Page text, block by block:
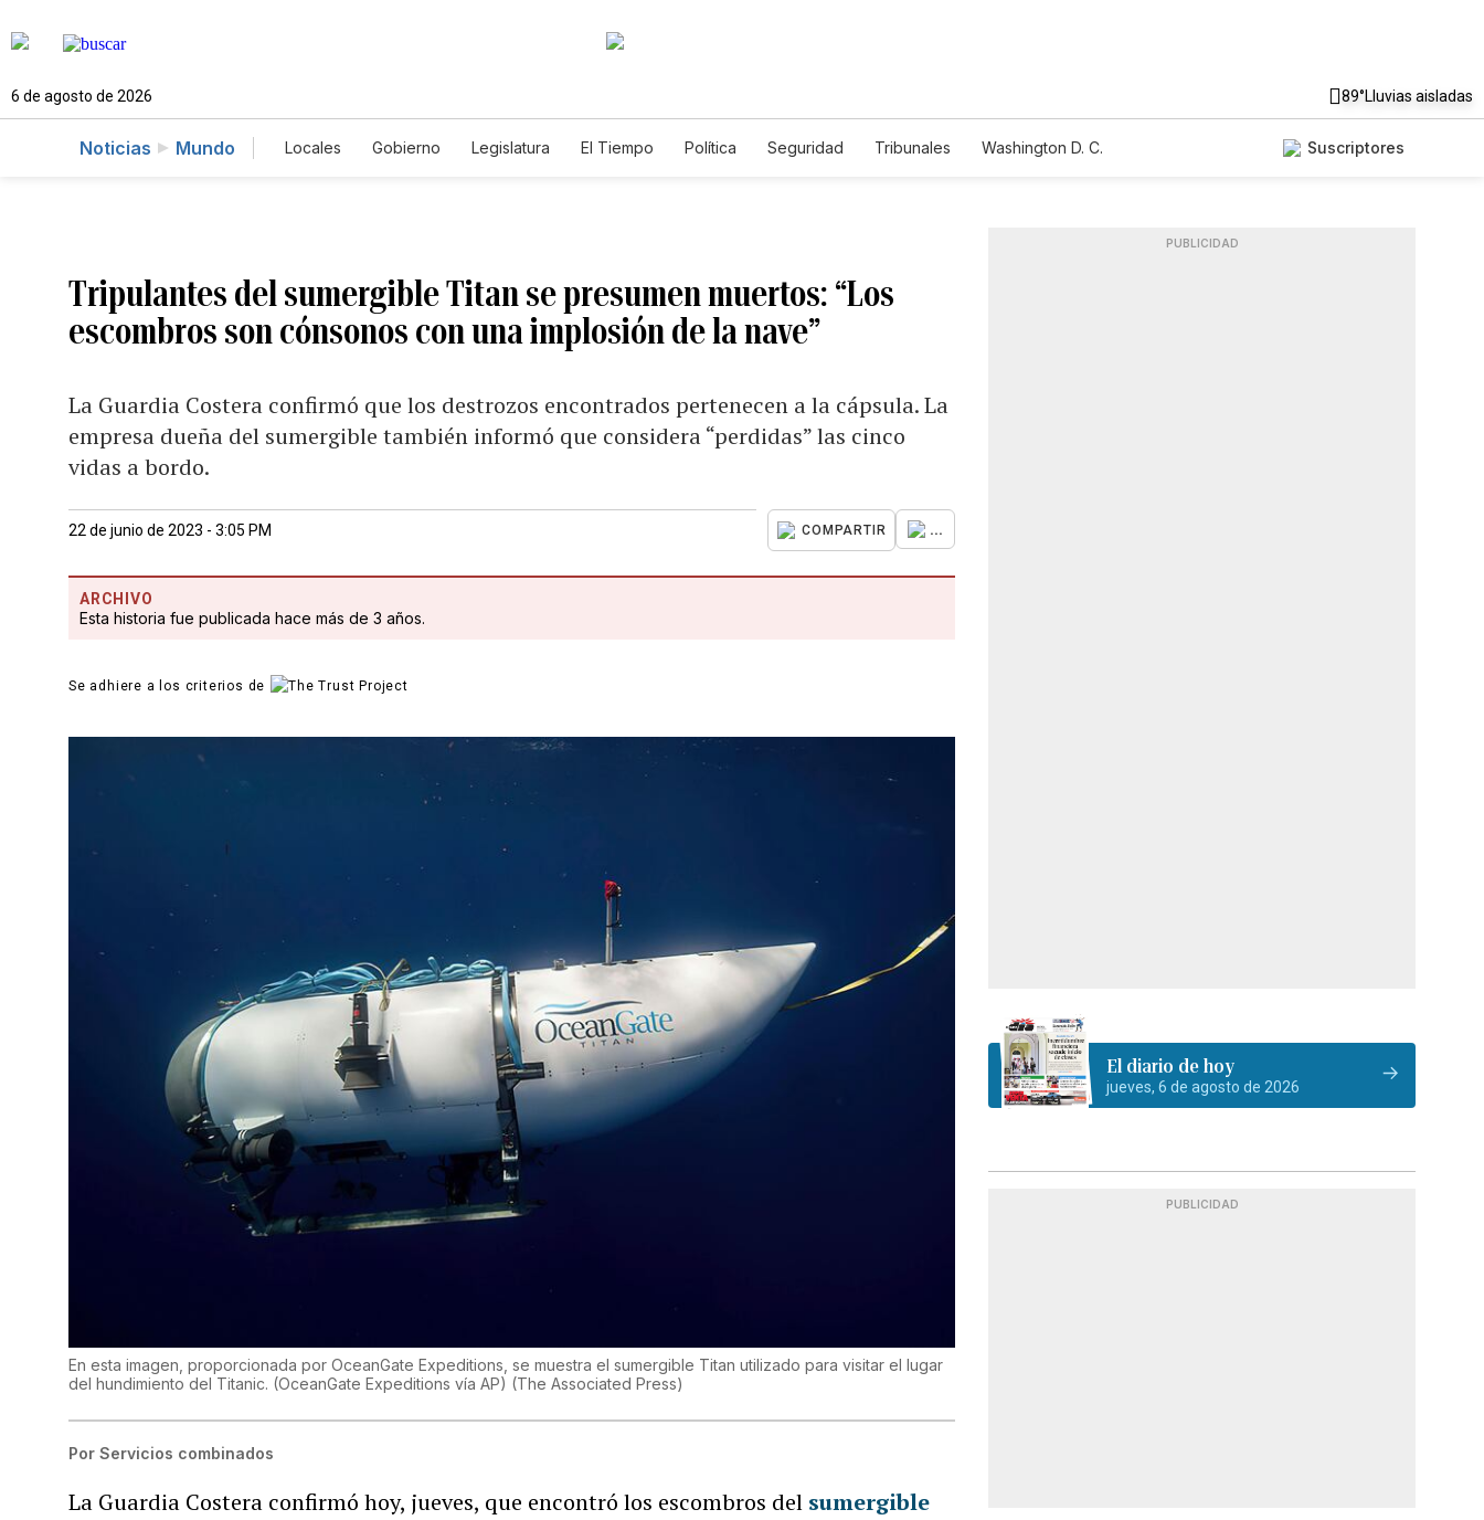
6 de agosto de 2026 89°Lluvias aisladas
Noticias Mundo Locales Gobierno Legislatura El Tiempo Política Seguridad Tribunales
Washington D. C.
Suscriptores
Tripulantes del sumergible Titan se presumen muertos: “Los
escombros son cónsonos con una implosión de la nave”
La Guardia Costera confirmó que los destrozos encontrados pertenecen a la cápsula. La
empresa dueña del sumergible también informó que considera “perdidas” las cinco
vidas a bordo.
22 de junio de 2023 - 3:05 PM COMPARTIR ...
ARCHIVO
Esta historia fue publicada hace más de 3 años.
Se adhiere a los criterios de
En esta imagen, proporcionada por OceanGate Expeditions, se muestra el sumergible Titan utilizado para visitar el lugar
del hundimiento del Titanic. (OceanGate Expeditions vía AP) (The Associated Press)
Por Servicios combinados
La Guardia Costera confirmó hoy, jueves, que encontró los escombros del sumergible
PUBLICIDAD
El diario de hoy
jueves, 6 de agosto de 2026
PUBLICIDAD